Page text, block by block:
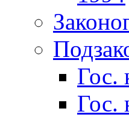
Гос.
Гос.